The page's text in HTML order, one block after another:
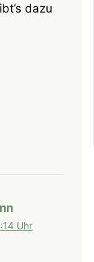
dazu
Uhr